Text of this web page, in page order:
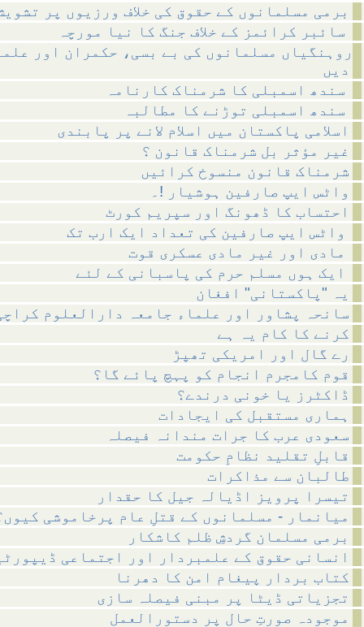
برمی مسلمانوں کے حقوق کی خلاف ورزیوں پر
روہنگیاں مسلمانوں کی بے بسی، حکمران اور
دیں
اسلامی پاکستان میں اسلام لانے پر پابندی
غیر مؤثر بل شرمناک قانون ؟
شرمناک قانون منسوخ کرائیں
واٹس ایپ صارفین ہوشیار !۔
احتساب کا ڈھونگ اور سپریم کورٹ
یہ "پاکستانی" افغان
سانحہ پشاور اور علماء جامعہ دارالعلوم
کرنے کا کام یہ ہے
رے گال اور امریکی تھپڑ
قوم کامجرم انجام کو پہچ پائے گا؟
ڈاکٹرز یا خونی درندے؟
ہماری مستقبل کی ایجادات
سعودی عرب کا جرات مندانہ فیصلہ
قابلِ تقلید نظامِ حکومت
طالبان سے مذاکرات
تیسرا پرویز اڈیالہ جیل کا حقدار
میانمار - مسلمانوں کے قتلِ عام پرخاموشی
برمی مسلمان گردشِ ظلم کاشکار
انسانی حقوق کے علمبردار اور اجتماعی
کتاب بردار پیغام امن کا دھرنا
تجزیاتی ڈیٹا پر مبنی فیصلہ سازی
موجودہ صورتِ حال پر دستورالعمل